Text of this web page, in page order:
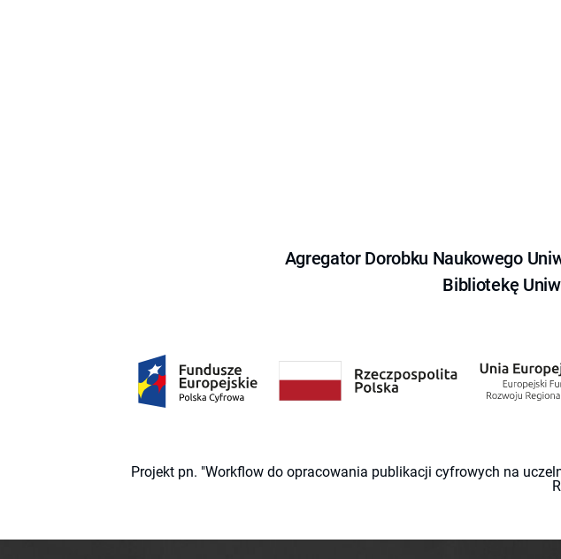
Agregator Dorobku Naukowego
Bibliotekę
Projekt pn. "Workflow do opracowania publikacji cyfrowych na